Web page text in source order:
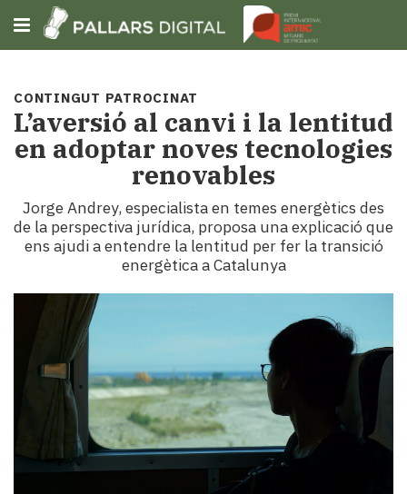
Subscriu-t'hi
Cerca
Opinió
Fem-
ho
Successos
Societat
Política
municipis
Economia
turisme
Cultura
CONTINGUT PATROCINAT
L’aversió al canvi i la lentitud
en adoptar noves tecnologies
renovables
Jorge Andrey, especialista en temes energètics des
de la perspectiva jurídica, proposa una explicació que
ens ajudi a entendre la lentitud per fer la transició
energètica a Catalunya